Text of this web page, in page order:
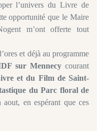
l’univers du Livre de
opportunité que le Maire
m’ont offerte tout
et déjà au programme
sur Mennecy courant
et du Film de Saint-
du Parc floral de
en espérant que ces